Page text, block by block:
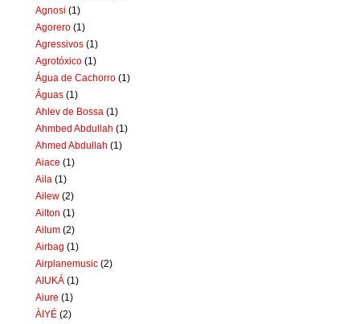
Agnosi (1)
Agorero (1)
Agressivos (1)
Agrotóxico (1)
Água de Cachorro (1)
Águas (1)
Ahlev de Bossa (1)
Ahmbed Abdullah (1)
Ahmed Abdullah (1)
Aiace (1)
Aila (1)
Ailew (2)
Ailton (1)
Ailum (2)
Airbag (1)
Airplanemusic (2)
AIUKÁ (1)
Aiure (1)
ÀIYÉ (2)